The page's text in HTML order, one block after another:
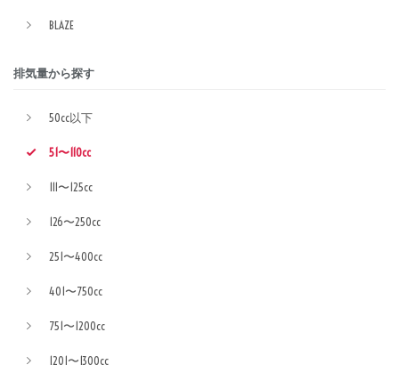
BLAZE
排気量から探す
50cc以下
51〜110cc
111〜125cc
126〜250cc
251〜400cc
401〜750cc
751〜1200cc
1201〜1300cc